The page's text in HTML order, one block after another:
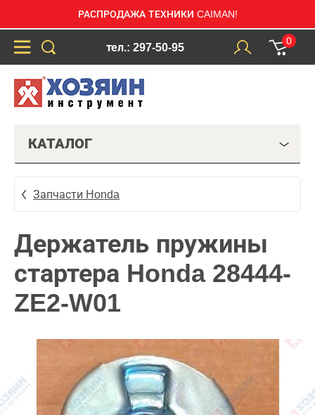
РАСПРОДАЖА ТЕХНИКИ CAIMAN!
тел.: 297-50-95
0
КАТАЛОГ
Запчасти Honda
Держатель пружины
стартера Honda 28444-
ZE2-W01